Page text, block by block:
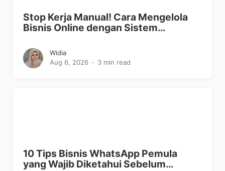
Stop Kerja Manual! Cara Mengelola
Bisnis Online dengan Sistem…
Widia
Aug 6, 2026
3 min read
10 Tips Bisnis WhatsApp Pemula
yang Wajib Diketahui Sebelum…